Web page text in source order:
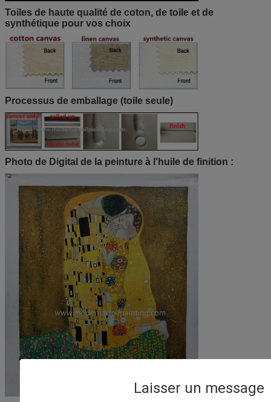
Laisser un message
Toiles de haute qualité de coton, de toile et de
synthétique pour vos choix
Processus de emballage (toile seule)
Photo de Digital de la peinture à l'huile de finition :